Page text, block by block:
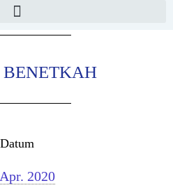
BENETKAH
Datum
2020